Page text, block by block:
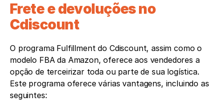
Frete e devoluções no
Cdiscount
O programa Fulfillment do Cdiscount, assim como o
modelo FBA da Amazon, oferece aos vendedores a
opção de terceirizar toda ou parte de sua logística.
Este programa oferece várias vantagens, incluindo as
seguintes: